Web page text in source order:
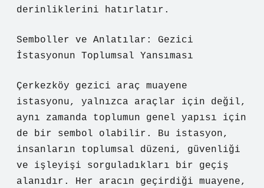
derinliklerini hatırlatır.
Semboller ve Anlatılar: Gezici
İstasyonun Toplumsal Yansıması
Çerkezköy gezici araç muayene
istasyonu, yalnızca araçlar için değil,
aynı zamanda toplumun genel yapısı için
de bir sembol olabilir. Bu istasyon,
insanların toplumsal düzeni, güvenliği
ve işleyişi sorguladıkları bir geçiş
alanıdır. Her aracın geçirdiği muayene,